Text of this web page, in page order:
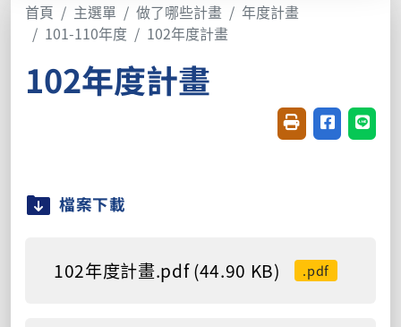
首頁 主選單 做了哪些計畫
年度計畫
101-110年度
102年度計畫
102年度計畫
友善列印(開新視
分享至臉書
分享
檔案下載
102年度計畫.pdf (44.90 KB) .pdf